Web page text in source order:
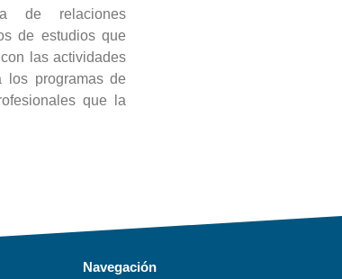
de relaciones
de estudios que
las actividades
los programas de
que la
Navegación